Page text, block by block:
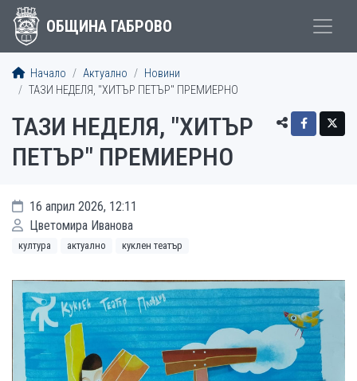
ОБЩИНА ГАБРОВО
Начало Актуално
Новини
ТАЗИ НЕДЕЛЯ, "ХИТЪР ПЕТЪР" ПРЕМИЕРНО
ТАЗИ НЕДЕЛЯ, "ХИТЪР
ПЕТЪР" ПРЕМИЕРНО
16 април 2026, 12:11
Цветомира Иванова
култура актуално куклен театър